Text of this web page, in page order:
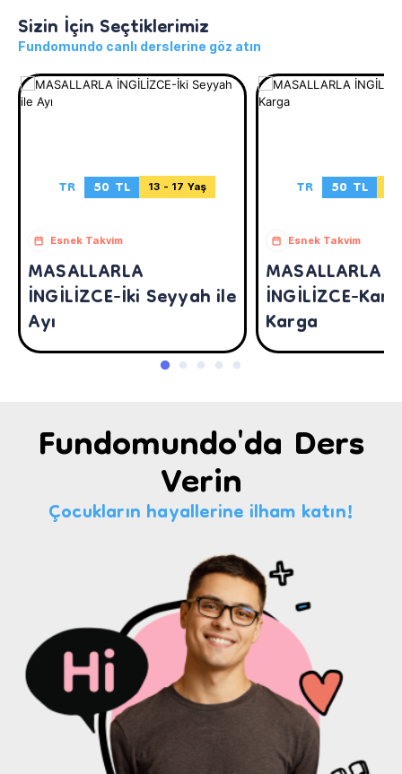
Sizin İçin Seçtiklerimiz
Fundomundo canlı derslerine göz atın
TR 50 TL 13 - 17 Yaş
Esnek Takvim
MASALLARLA
İNGİLİZCE-İki Seyyah ile
Ayı
TR 50 TL
Esnek Takvim
MASALLARLA
İNGİLİZCE-
Karga
Fundomundo'da Ders
Verin
Çocukların hayallerine ilham katın!